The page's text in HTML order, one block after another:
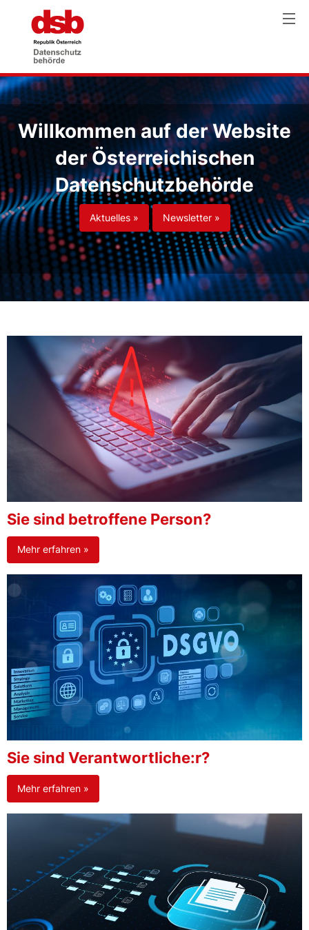
Willkommen auf der Website
der Österreichischen
Datenschutzbehörde
Aktuelles » Newsletter »
Sie sind betroffene Person?
Mehr erfahren »
Sie sind Verantwortliche:r?
Mehr erfahren »